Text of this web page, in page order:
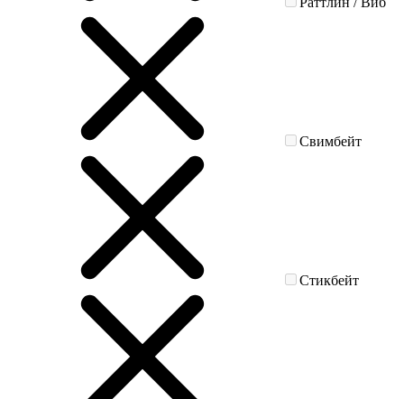
Свимбейт
Стикбейт